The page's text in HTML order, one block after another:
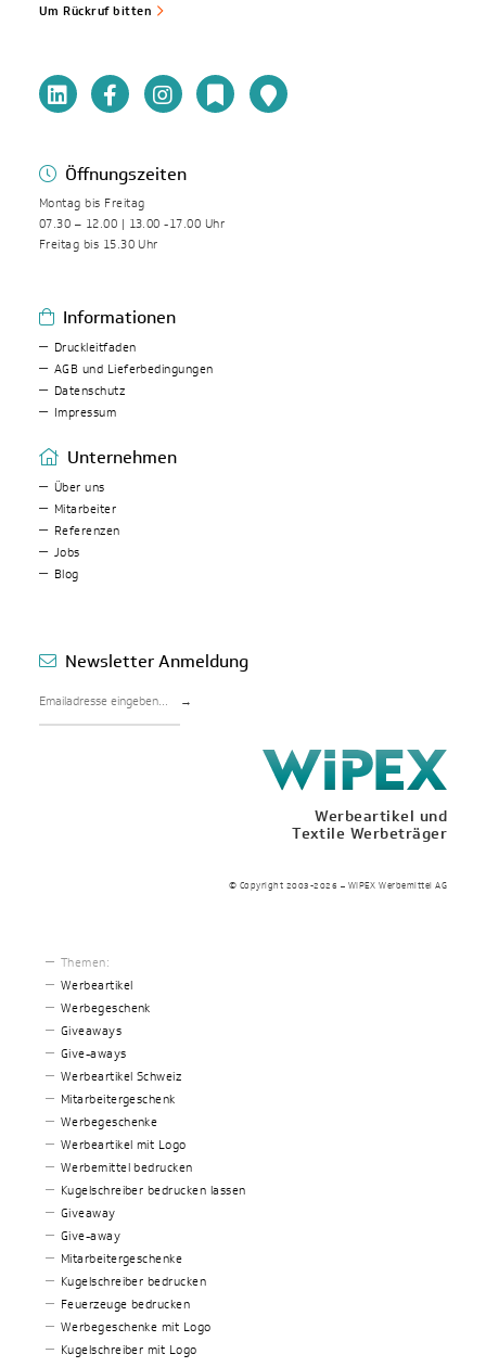
Um Rückruf bitten
Öffnungszeiten
Montag bis Freitag
07.30 – 12.00 | 13.00 -17.00 Uhr
Freitag bis 15.30 Uhr
Informationen
Druckleitfaden
AGB und Lieferbedingungen
Datenschutz
Impressum
Unternehmen
Über uns
Mitarbeiter
Referenzen
Jobs
Blog
Newsletter Anmeldung
→
Werbeartikel und
Textile Werbeträger
© Copyright 2003-2026 – WIPEX Werbemittel AG
Themen:
Werbeartikel
Werbegeschenk
Giveaways
Give-aways
Werbeartikel Schweiz
Mitarbeitergeschenk
Werbegeschenke
Werbeartikel mit Logo
Werbemittel bedrucken
Kugelschreiber bedrucken lassen
Giveaway
Give-away
Mitarbeitergeschenke
Kugelschreiber bedrucken
Feuerzeuge bedrucken
Werbegeschenke mit Logo
Kugelschreiber mit Logo